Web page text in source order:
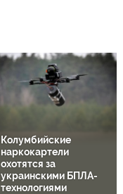
Колумбийские
наркокартели
охотятся за
украинскими БПЛА-
технологиями